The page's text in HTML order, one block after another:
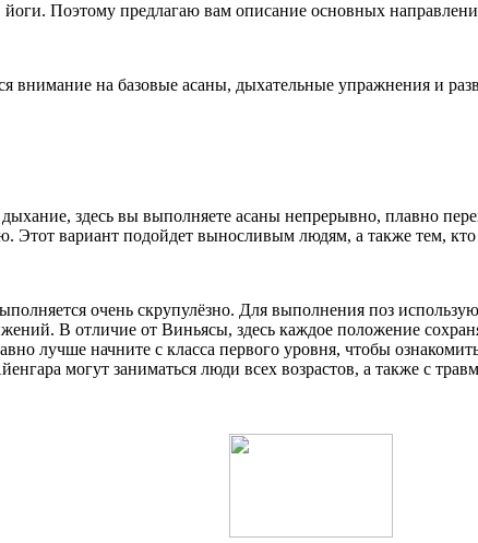
Поэтому предлагаю вам описание основных
внимание на базовые асаны, дыхательные упражнения и
здесь вы выполняете асаны непрерывно, плавно
Этот вариант подойдет выносливым людям, а также тем, кто
очень скрупулёзно. Для выполнения поз
В отличие от Виньясы, здесь каждое положение
лучше начните с класса первого уровня, чтобы
могут заниматься люди всех возрастов, а также с